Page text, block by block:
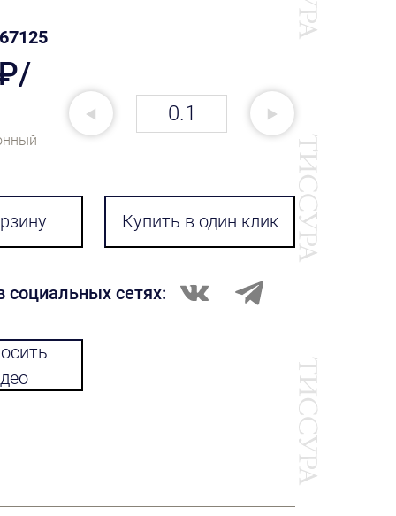
Купить в один клик
социальных сетях: